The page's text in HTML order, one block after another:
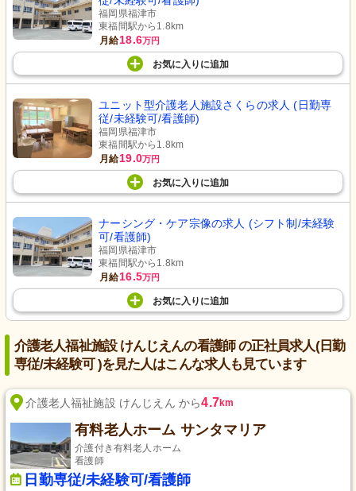
福岡県福津市
東福間駅から1.8km
月給18.6万円
お気に入り に追加
ユニット型介護老人施設さくらの求人 (日勤専
従/未経験可/看護師)
福岡県福津市
東福間駅から1.8km
月給19.0万円
お気に入り に追加
ナーシング・ケア宗像の求人 (シフト制/未経験
可/看護師)
福岡県福津市
東福間駅から1.8km
月給16.5万円
お気に入り に追加
介護老人福祉施設 けんじえんの看護師 の正社員求人(日勤
専従/未経験可 )を見た人はこんな求人も見ています
介護老人福祉施設 けんじえん から4.7km
有料老人ホーム サンタマリア
介護付き有料老人ホーム
看護師
日勤専従/未経験可/看護師